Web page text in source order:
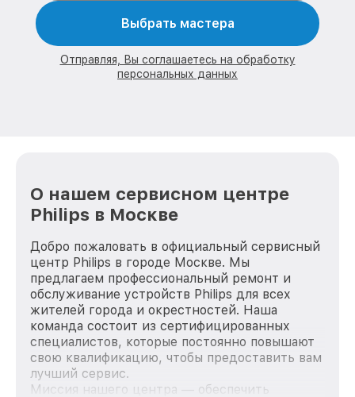
Выбрать мастера
Отправляя, Вы соглашаетесь на обработку
персональных данных
О нашем сервисном центре
Philips в Москве
Добро пожаловать в официальный сервисный
центр Philips в городе Москве. Мы
предлагаем профессиональный ремонт и
обслуживание устройств Philips для всех
жителей города и окрестностей. Наша
команда состоит из сертифицированных
специалистов, которые постоянно повышают
свою квалификацию, чтобы предоставить вам
лучший сервис.
Миссия нашего центра — обеспечить